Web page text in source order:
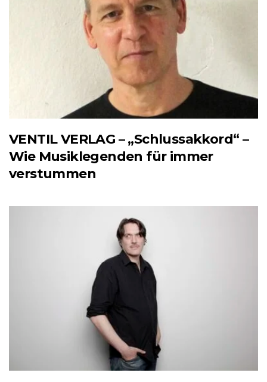
VENTIL VERLAG – „Schlussakkord“ –
Wie Musiklegenden für immer
verstummen